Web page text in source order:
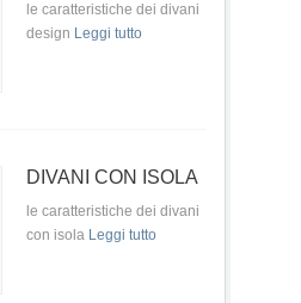
le caratteristiche dei divani
design Leggi tutto
DIVANI CON ISOLA
le caratteristiche dei divani
con isola Leggi tutto